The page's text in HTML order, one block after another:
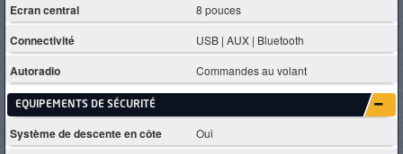
Ecran central 8 pouces
Connectivité USB | AUX | Bluetooth
Autoradio Commandes au volant
EQUIPEMENTS DE SÉCURITÉ
Système de descente en côte Oui